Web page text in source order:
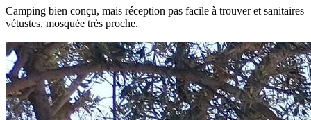
Camping bien conçu, mais réception pas facile à trouver et sanitaires
vétustes, mosquée très proche.